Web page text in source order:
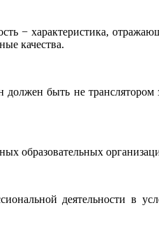
− характеристика,
качества.
должен быть не
образовательных
деятельности в